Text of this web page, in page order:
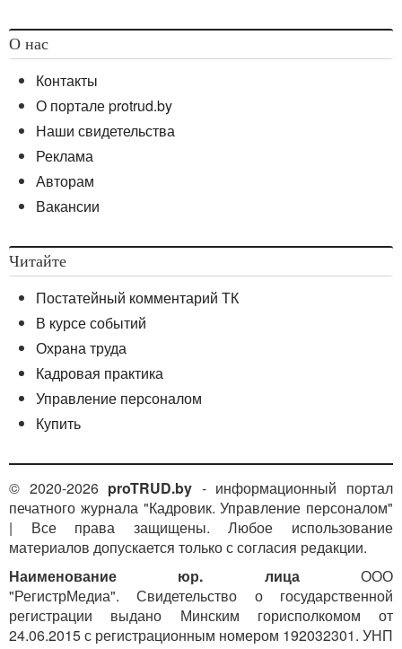
О нас
Контакты
О портале protrud.by
Наши свидетельства
Реклама
Авторам
Вакансии
Читайте
Постатейный комментарий ТК
В курсе событий
Охрана труда
Кадровая практика
Управление персоналом
Купить
© 2020-2026 proTRUD.by - информационный портал
печатного журнала "Кадровик. Управление персоналом"
| Все права защищены. Любое использование
материалов допускается только с согласия редакции.
Наименование юр. лицаООО
"РегистрМедиа". Свидетельство о государственной
регистрации выдано Минским горисполкомом от
24.06.2015 с регистрационным номером 192032301. УНП